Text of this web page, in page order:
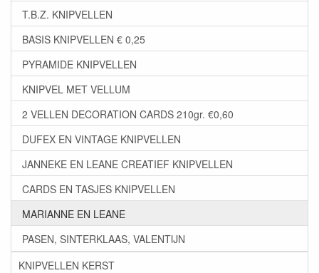
T.B.Z. KNIPVELLEN
BASIS KNIPVELLEN € 0,25
PYRAMIDE KNIPVELLEN
KNIPVEL MET VELLUM
2 VELLEN DECORATION CARDS 210gr. €0,60
DUFEX EN VINTAGE KNIPVELLEN
JANNEKE EN LEANE CREATIEF KNIPVELLEN
CARDS EN TASJES KNIPVELLEN
MARIANNE EN LEANE
PASEN, SINTERKLAAS, VALENTIJN
KNIPVELLEN KERST